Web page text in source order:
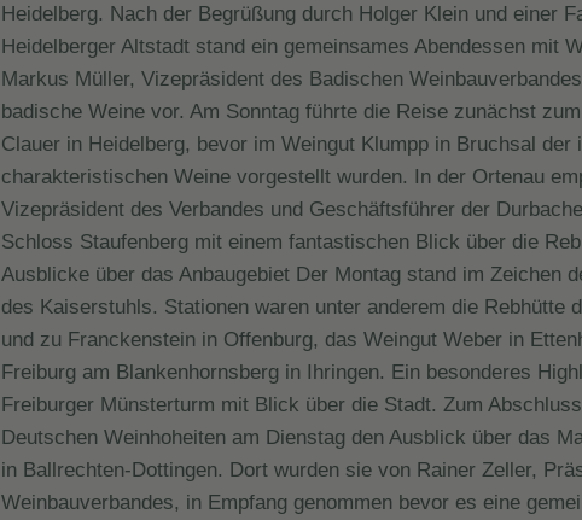
Heidelberg. Nach der Begrüßung durch Holger Klein und einer
Heidelberger Altstadt stand ein gemeinsames Abendessen mit
Markus Müller, Vizepräsident des Badischen
badische Weine vor. Am Sonntag führte die Reise zunächst
Clauer in Heidelberg, bevor im Weingut Klumpp in Bruchsal der
charakteristischen Weine vorgestellt wurden. In der Ortenau
Vizepräsident des Verbandes und Geschäftsführer der
Schloss Staufenberg mit einem fantastischen Blick über die
Ausblicke über das Anbaugebiet Der Montag stand im Zeichen
des Kaiserstuhls. Stationen waren unter anderem die Rebhütte
und zu Franckenstein in Offenburg, das Weingut Weber in
Freiburg am Blankenhornsberg in Ihringen. Ein besonderes
Freiburger Münsterturm mit Blick über die Stadt. Zum
Deutschen Weinhoheiten am Dienstag den Ausblick über das
in Ballrechten-Dottingen. Dort wurden sie von Rainer Zeller,
Weinbauverbandes, in Empfang genommen bevor es eine